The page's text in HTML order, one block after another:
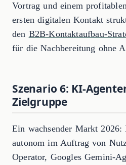
Vortrag und einem
ersten digitalen Kontakt
den B2B-Kontaktaufbau-
für die Nachbereitung ohne
Szenario 6: KI-
Zielgruppe
Ein wachsender Markt
autonom im Auftrag von
Operator, Googles Gemini-